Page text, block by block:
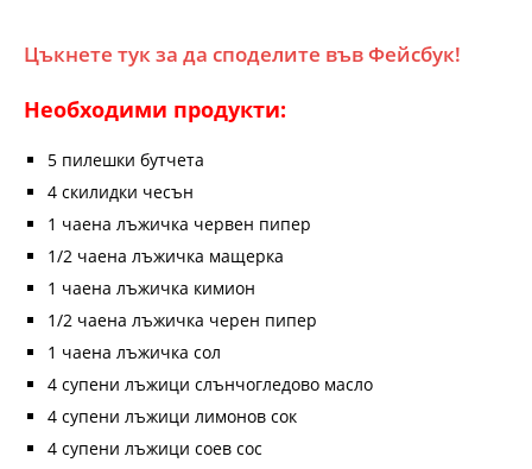
Цъкнете тук за да споделите във Фейсбук!
Необходими продукти:
5 пилешки бутчета
4 скилидки чесън
1 чаена лъжичка червен пипер
1/2 чаена лъжичка мащерка
1 чаена лъжичка кимион
1/2 чаена лъжичка черен пипер
1 чаена лъжичка сол
4 супени лъжици слънчогледово масло
4 супени лъжици лимонов сок
4 супени лъжици соев сос